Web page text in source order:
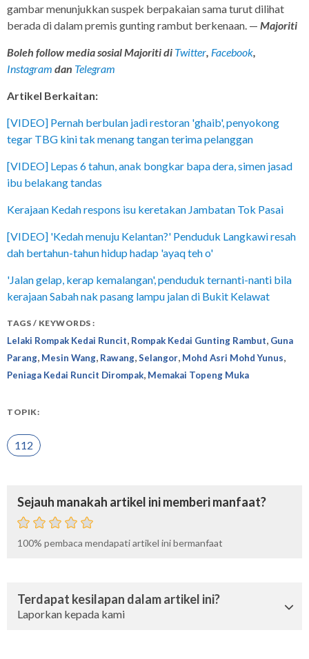
gambar menunjukkan suspek berpakaian sama turut dilihat
berada di dalam premis gunting rambut berkenaan. — Majoriti
Boleh follow media sosial Majoriti di Twitter Facebook
Instagram dan Telegram
Artikel Berkaitan:
[VIDEO] Pernah berbulan jadi restoran 'ghaib', penyokong
tegar TBG kini tak menang tangan terima pelanggan
[VIDEO] Lepas 6 tahun, anak bongkar bapa dera, simen jasad
ibu belakang tandas
Kerajaan Kedah respons isu keretakan Jambatan Tok Pasai
[VIDEO] 'Kedah menuju Kelantan?' Penduduk Langkawi resah
dah bertahun-tahun hidup hadap 'ayaq teh o'
'Jalan gelap, kerap kemalangan', penduduk ternanti-nanti bila
kerajaan Sabah nak pasang lampu jalan di Bukit Kelawat
TAGS / KEYWORDS :
Lelaki Rompak Kedai Runcit Rompak Kedai Gunting Rambut Guna
Parang Mesin Wang Rawang Selangor Mohd Asri Mohd Yunus
Peniaga Kedai Runcit Dirompak Memakai Topeng Muka
TOPIK:
112
Sejauh manakah artikel ini memberi manfaat?
100% pembaca mendapati artikel ini bermanfaat
Terdapat kesilapan dalam artikel ini?
Laporkan kepada kami